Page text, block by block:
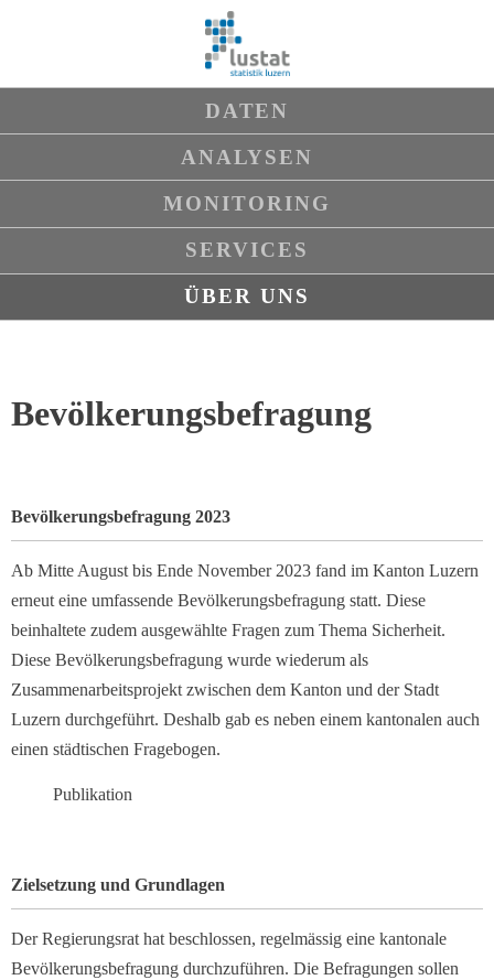
DATEN
ANALYSEN
MONITORING
SERVICES
ÜBER UNS
Bevölkerungsbefragung
Bevölkerungsbefragung 2023
Ab Mitte August bis Ende November 2023 fand im Kanton Luzern
erneut eine umfassende Bevölkerungsbefragung statt. Diese
beinhaltete zudem ausgewählte Fragen zum Thema Sicherheit.
Diese Bevölkerungsbefragung wurde wiederum als
Zusammenarbeitsprojekt zwischen dem Kanton und der Stadt
Luzern durchgeführt. Deshalb gab es neben einem kantonalen auch
einen städtischen Fragebogen.
Publikation
Zielsetzung und Grundlagen
Der Regierungsrat hat beschlossen, regelmässig eine kantonale
Bevölkerungsbefragung durchzuführen. Die Befragungen sollen